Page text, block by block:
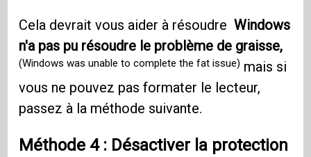
Cela devrait vous aider à résoudreWindows
n'a pas pu résoudre le problème de graisse,
(Windows was unable to complete the fat issue) mais si
vous ne pouvez pas formater le lecteur,
passez à la méthode suivante.
Méthode 4 : Désactiver la protection